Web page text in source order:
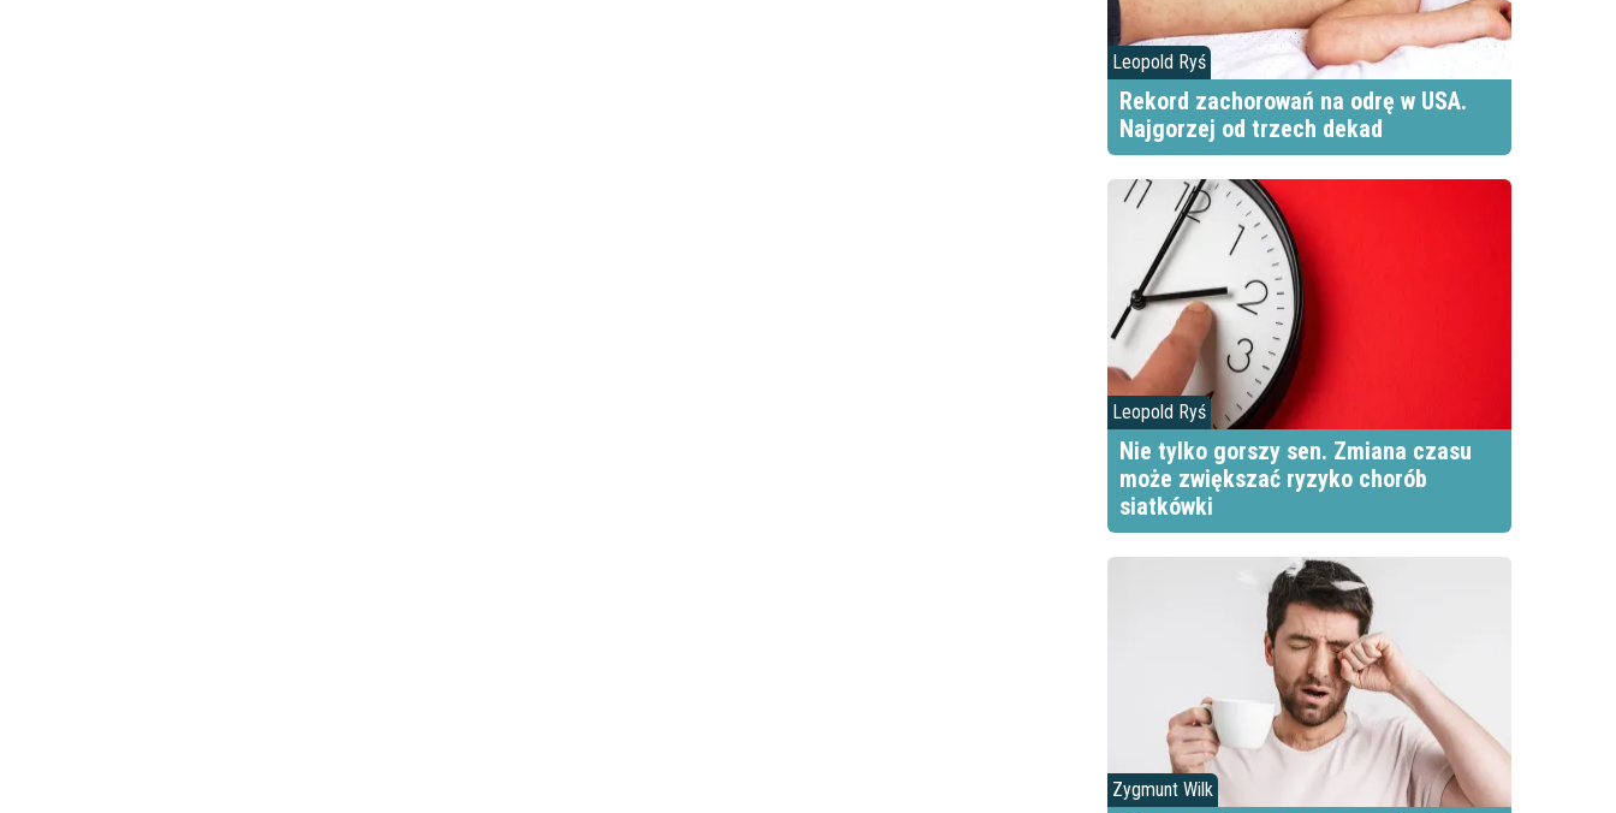
Leopold Ryś
Rekord zachorowań na odrę w USA.
Najgorzej od trzech dekad
Leopold Ryś
Nie tylko gorszy sen. Zmiana czasu
może zwiększać ryzyko chorób
siatkówki
Zygmunt Wilk